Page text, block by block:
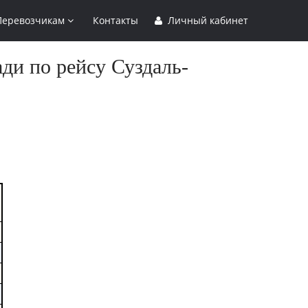
Контакты Личный кабинет
по рейсу Суздаль-